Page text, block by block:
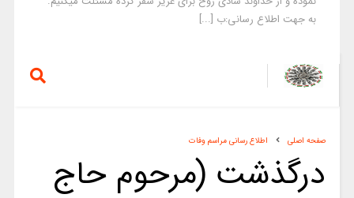
به جهت اطلاع رسانی:ب [...]
صفحه اصلی اطلاع رسانی مراسم وفات
درگذشت (مرحوم حاج